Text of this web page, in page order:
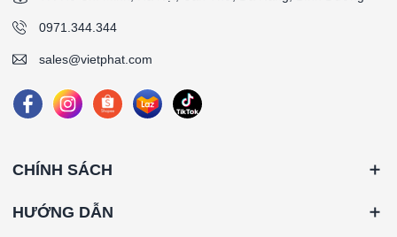
####0971.344.344
sales@vietphat.com
CHÍNH SÁCH
HƯỚNG DẪN